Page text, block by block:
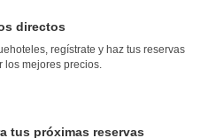
directos
regístrate y haz tus reservas
los mejores precios.
tus próximas reservas